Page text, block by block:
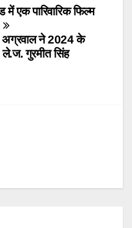
में एक पारिवारिक फिल्म
अग्रवाल ने 2024 के
ले.ज. गुरमीत सिंह